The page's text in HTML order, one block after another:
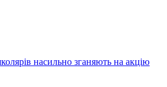
насильно зганяють на акцію